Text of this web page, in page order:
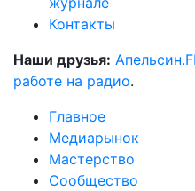
Контакты
Наши друзья:
работе на радио.
Главное
Медиарынок
Мастерство
Сообщество